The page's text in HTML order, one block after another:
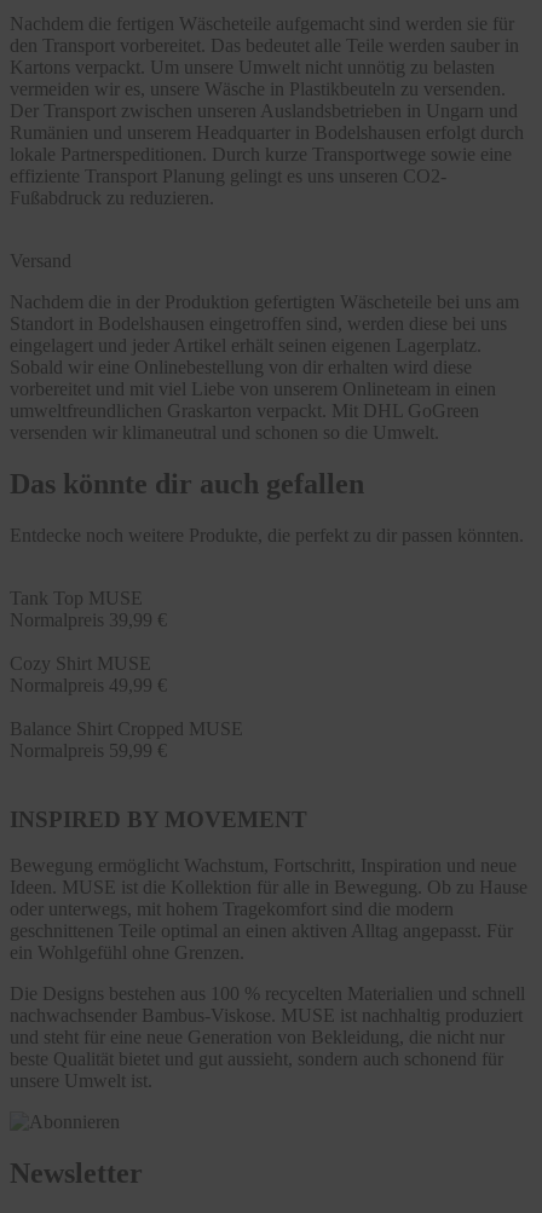
Nachdem die fertigen Wäscheteile aufgemacht sind werden sie für
den Transport vorbereitet. Das bedeutet alle Teile werden sauber in
Kartons verpackt. Um unsere Umwelt nicht unnötig zu belasten
vermeiden wir es, unsere Wäsche in Plastikbeuteln zu versenden.
Der Transport zwischen unseren Auslandsbetrieben in Ungarn und
Rumänien und unserem Headquarter in Bodelshausen erfolgt durch
lokale Partnerspeditionen. Durch kurze Transportwege sowie eine
effiziente Transport Planung gelingt es uns unseren CO2-
Fußabdruck zu reduzieren.
Versand
Nachdem die in der Produktion gefertigten Wäscheteile bei uns am
Standort in Bodelshausen eingetroffen sind, werden diese bei uns
eingelagert und jeder Artikel erhält seinen eigenen Lagerplatz.
Sobald wir eine Onlinebestellung von dir erhalten wird diese
vorbereitet und mit viel Liebe von unserem Onlineteam in einen
umweltfreundlichen Graskarton verpackt. Mit DHL GoGreen
versenden wir klimaneutral und schonen so die Umwelt.
Das könnte dir auch gefallen
Entdecke noch weitere Produkte, die perfekt zu dir passen könnten.
Tank Top MUSE
Normalpreis 39,99 €
Cozy Shirt MUSE
Normalpreis 49,99 €
Balance Shirt Cropped MUSE
Normalpreis 59,99 €
INSPIRED BY MOVEMENT
Bewegung ermöglicht Wachstum, Fortschritt, Inspiration und neue
Ideen. MUSE ist die Kollektion für alle in Bewegung. Ob zu Hause
oder unterwegs, mit hohem Tragekomfort sind die modern
geschnittenen Teile optimal an einen aktiven Alltag angepasst. Für
ein Wohlgefühl ohne Grenzen.
Die Designs bestehen aus 100 % recycelten Materialien und schnell
nachwachsender Bambus-Viskose. MUSE ist nachhaltig produziert
und steht für eine neue Generation von Bekleidung, die nicht nur
beste Qualität bietet und gut aussieht, sondern auch schonend für
unsere Umwelt ist.
Newsletter